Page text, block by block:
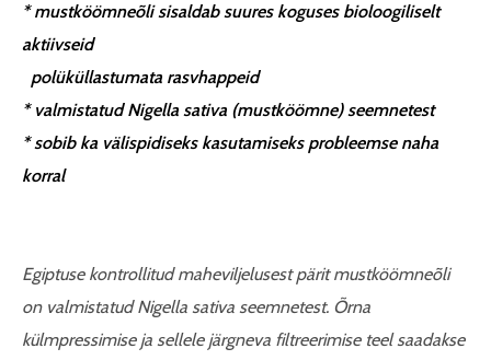
* mustköömneõli sisaldab suures koguses bioloogiliselt
aktiivseid
polüküllastumata rasvhappeid
* valmistatud Nigella sativa (mustköömne) seemnetest
* sobib ka välispidiseks kasutamiseks probleemse naha
korral
Egiptuse kontrollitud maheviljelusest pärit mustköömneõli
on valmistatud Nigella sativa seemnetest. Õrna
külmpressimise ja sellele järgneva filtreerimise teel saadakse